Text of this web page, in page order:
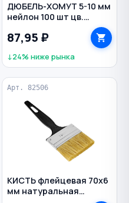
ДЮБЕЛЬ-ХОМУТ 5-10 мм
нейлон 100 шт цв.
87,95 ₽
↓24% ниже рынка
Арт. 82506
КИСТЬ флейцевая 70х6
мм натуральная